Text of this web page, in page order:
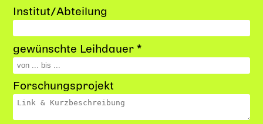
Institut/Abteilung
gewünschte Leihdauer *
Forschungsprojekt